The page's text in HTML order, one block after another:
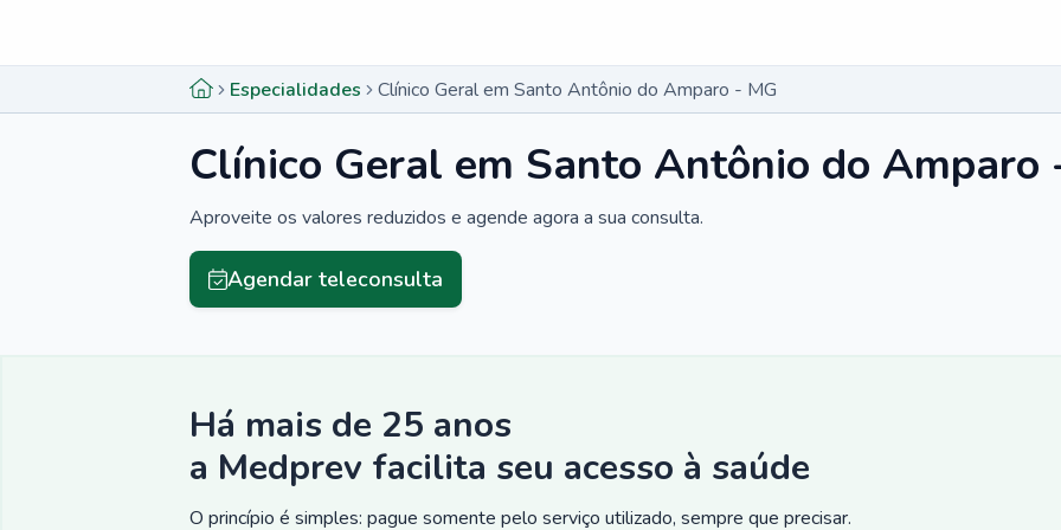
Especialidades Clínico Geral em Santo Antônio do Amparo - MG
Clínico Geral em Santo Antônio do Amparo
Aproveite os valores reduzidos e agende agora a sua consulta.
Agendar teleconsulta
Há mais de 25 anos
a Medprev facilita seu acesso à saúde
O princípio é simples: pague somente pelo serviço utilizado, sempre que precisar.